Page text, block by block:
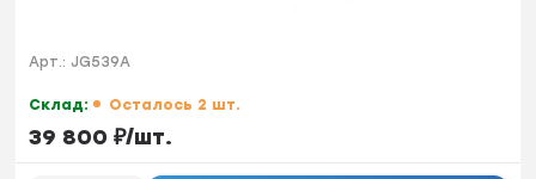
Арт.: JG539A
Склад: Осталось 2 шт.
39 800 ₽/шт.